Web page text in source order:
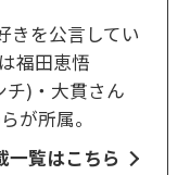
きを公言してい
福田恵悟
チ)・大貫さん
が所属。
一覧はこちら